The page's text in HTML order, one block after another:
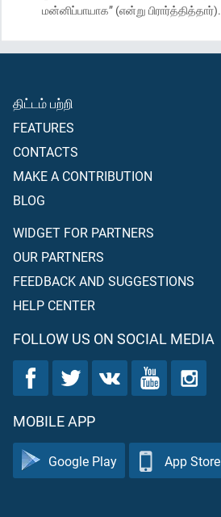
மன்னிப்பாயாக” (என்று பிரார்த்தித்தார்).
திட்டம் பற்றி
FEATURES
CONTACTS
MAKE A CONTRIBUTION
BLOG
WIDGET FOR PARTNERS
OUR PARTNERS
FEEDBACK AND SUGGESTIONS
HELP CENTER
FOLLOW US ON SOCIAL MEDIA
MOBILE APP
Google Play App Store